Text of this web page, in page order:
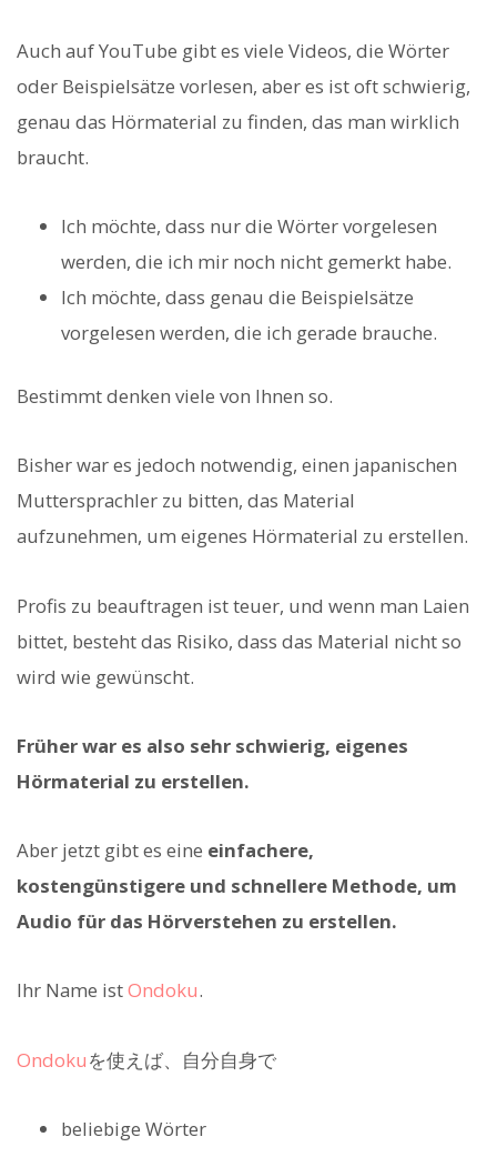
Auch auf YouTube gibt es viele Videos, die Wörter
oder Beispielsätze vorlesen, aber es ist oft schwierig,
genau das Hörmaterial zu finden, das man wirklich
braucht.
Ich möchte, dass nur die Wörter vorgelesen
werden, die ich mir noch nicht gemerkt habe.
Ich möchte, dass genau die Beispielsätze
vorgelesen werden, die ich gerade brauche.
Bestimmt denken viele von Ihnen so.
Bisher war es jedoch notwendig, einen japanischen
Muttersprachler zu bitten, das Material
aufzunehmen, um eigenes Hörmaterial zu erstellen.
Profis zu beauftragen ist teuer, und wenn man Laien
bittet, besteht das Risiko, dass das Material nicht so
wird wie gewünscht.
Früher war es also sehr schwierig, eigenes
Hörmaterial zu erstellen.
Aber jetzt gibt es eine einfachere,
kostengünstigere und schnellere Methode, um
Audio für das Hörverstehen zu erstellen.
Ihr Name istOndoku.
Ondokuを使えば、自分自身で
beliebige Wörter